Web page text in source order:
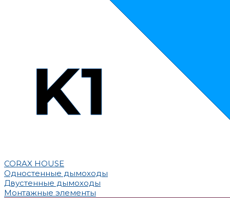
CORAX HOUSE
Одностенные дымоходы
Двустенные дымоходы
Монтажные элементы